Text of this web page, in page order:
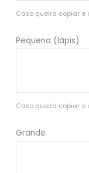
Caso queira copiar e
Pequena (lápis)
Caso queira copiar e
Grande